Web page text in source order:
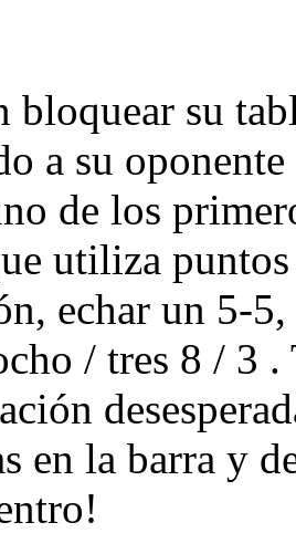
bloquear su
a su
de los
utiliza
echar un 5-5,
/ tres 8 / 3 .
en la barra y